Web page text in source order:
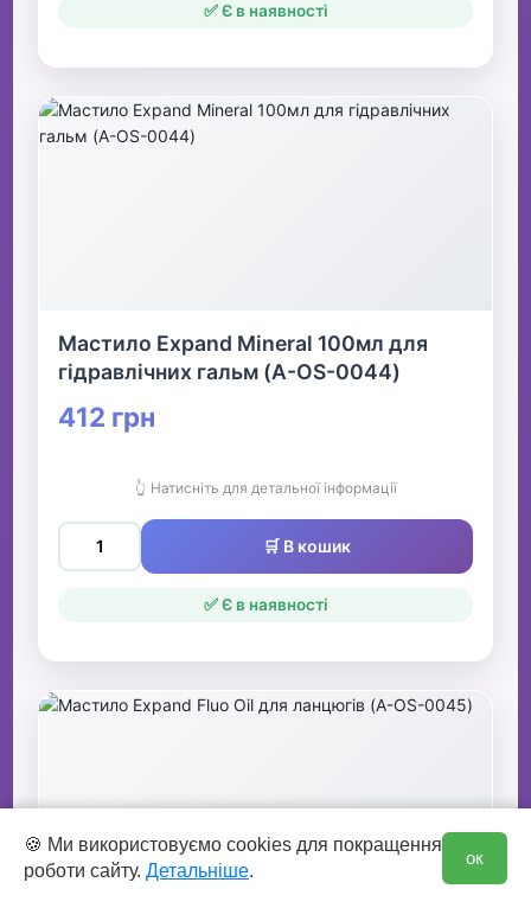
✅ Є в наявності
Мастило Expand Mineral 100мл для
гідравлічних гальм (A-OS-0044)
412 грн
👆 Натисніть для детальної інформації
🛒 В кошик
✅ Є в наявності
🍪 Ми використовуємо cookies для покращення
роботи сайту. Детальніше.
ок
0